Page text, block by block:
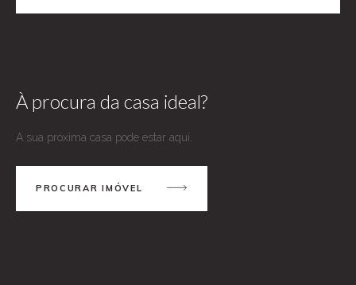
À procura da casa ideal?
A sua próxima casa pode estar aqui.
PROCURAR IMÓVEL